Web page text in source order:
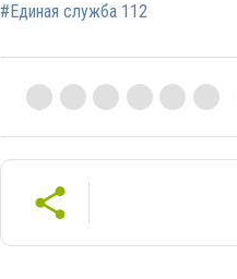
#Единая служба 112